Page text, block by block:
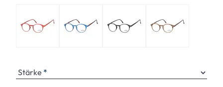
Stärke